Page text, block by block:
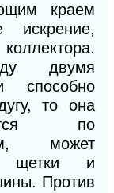
краем
искрение,
двумя
способно
то она
по
может
щетки и
Против